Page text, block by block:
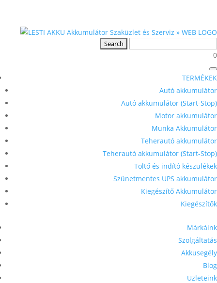
0
TERMÉKEK
Autó akkumulátor
Autó akkumulátor (Start-Stop)
Motor akkumulátor
Munka Akkumulátor
Teherautó akkumulátor
Teherautó akkumulátor (Start-Stop)
Töltő és indító készülékek
Szünetmentes UPS akkumulátor
Kiegészítő Akkumulátor
Kiegészítők
Márkáink
Szolgáltatás
Akkusegély
Blog
Üzleteink